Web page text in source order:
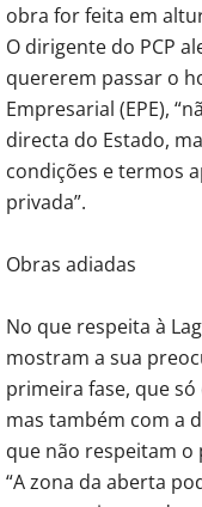
obra for feita em
O dirigente do PCP
quererem passar o
Empresarial (EPE),
directa do Estado,
condições e termos
privada”.
Obras adiadas
No que respeita à
mostram a sua
primeira fase, que
mas também com a
que não respeitam o
“A zona da aberta